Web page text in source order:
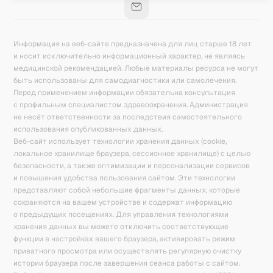
Информация на веб-сайте предназначена для лиц старше 18 лет
и носит исключительно информационный характер, не являясь
медицинской рекомендацией. Любые материалы ресурса не могут
быть использованы для самодиагностики или самолечения.
Перед применением информации обязательна консультация
с профильным специалистом здравоохранения. Администрация
не несёт ответственности за последствия самостоятельного
использования опубликованных данных.
Веб-сайт использует технологии хранения данных (cookie,
локальное хранилище браузера, сессионное хранилище) с целью
безопасности, а также оптимизации и персонализации сервисов
и повышения удобства пользования сайтом. Эти технологии
представляют собой небольшие фрагменты данных, которые
сохраняются на вашем устройстве и содержат информацию
о предыдущих посещениях. Для управления технологиями
хранения данных вы можете отключить соответствующие
функции в настройках вашего браузера, активировать режим
приватного просмотра или осуществлять регулярную очистку
истории браузера после завершения сеанса работы с сайтом.